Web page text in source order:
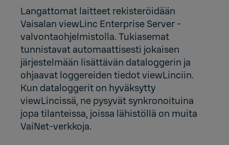
Langattomat laitteet rekisteröidään
Vaisalan viewLinc Enterprise Server -
valvontaohjelmistolla. Tukiasemat
tunnistavat automaattisesti jokaisen
järjestelmään lisättävän dataloggerin ja
ohjaavat loggereiden tiedot viewLinciin.
Kun dataloggerit on hyväksytty
viewLincissä, ne pysyvät synkronoituina
jopa tilanteissa, joissa lähistöllä on muita
VaiNet-verkkoja.